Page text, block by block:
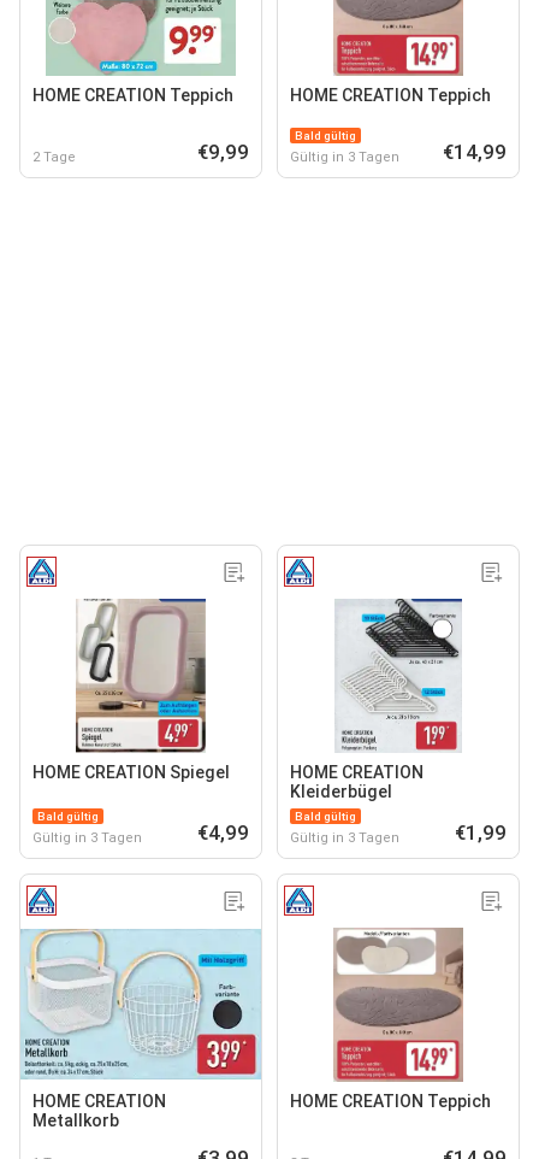
HOME CREATION Teppich
2 Tage €9,99
HOME CREATION Teppich
Bald gültig
Gültig in 3 Tagen €14,99
HOME CREATION Spiegel
Bald gültig
Gültig in 3 Tagen €4,99
HOME CREATION
Kleiderbügel
Bald gültig
Gültig in 3 Tagen €1,99
HOME CREATION
Metallkorb
HOME CREATION Teppich